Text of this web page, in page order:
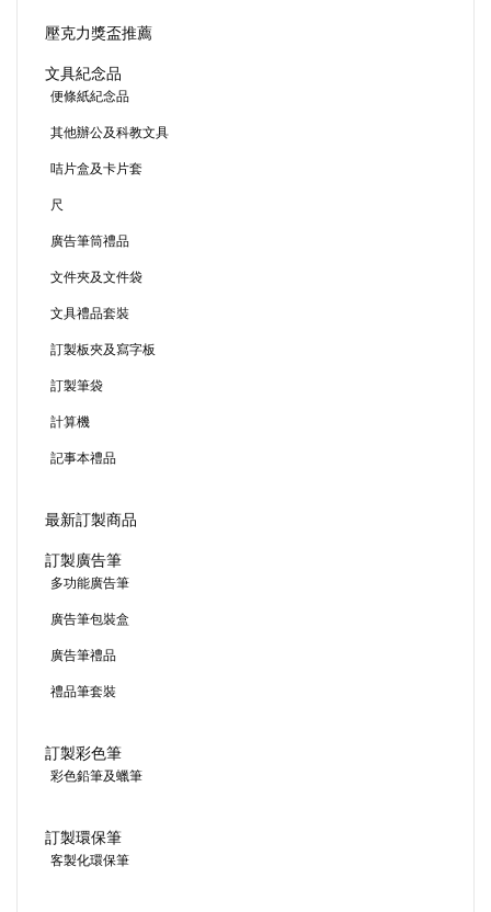
壓克力獎盃推薦
文具紀念品
便條紙紀念品
其他辦公及科教文具
咭片盒及卡片套
尺
廣告筆筒禮品
文件夾及文件袋
文具禮品套裝
訂製板夾及寫字板
訂製筆袋
計算機
記事本禮品
最新訂製商品
訂製廣告筆
多功能廣告筆
廣告筆包裝盒
廣告筆禮品
禮品筆套裝
訂製彩色筆
彩色鉛筆及蠟筆
訂製環保筆
客製化環保筆